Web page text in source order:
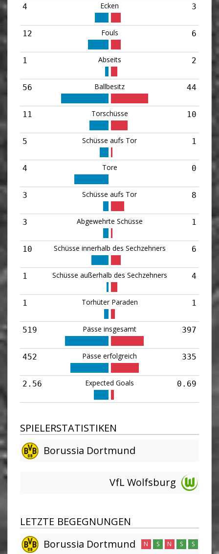
4 Ecken 3
12 Fouls 6
1 Abseits 2
56 Ballbesitz 44
11 Torschüsse 10
5 Schüsse aufs Tor 1
4 Tore 0
3 Schüsse aufs Tor 8
3 Abgewehrte Schüsse 1
10 Schüsse innerhalb des Sechzehners 6
1 Schüsse außerhalb des Sechzehners 4
1 Torhüter Paraden 1
519 Pässe insgesamt 397
452 Pässe erfolgreich 335
2.56 Expected Goals 0.69
SPIELERSTATISTIKEN
Borussia Dortmund
VfL Wolfsburg
LETZTE BEGEGNUNGEN
Borussia Dortmund
N S N S S